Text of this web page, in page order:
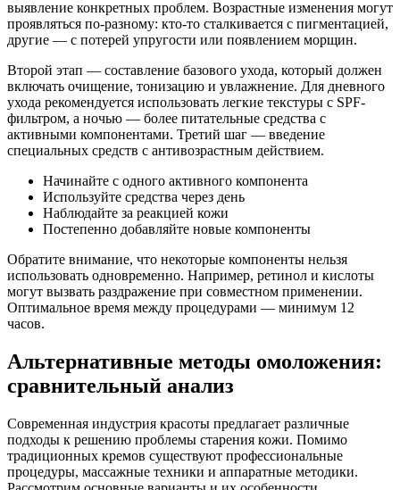
выявление конкретных проблем. Возрастные изменения могут
проявляться по-разному: кто-то сталкивается с пигментацией,
другие — с потерей упругости или появлением морщин.
Второй этап — составление базового ухода, который должен
включать очищение, тонизацию и увлажнение. Для дневного
ухода рекомендуется использовать легкие текстуры с SPF-
фильтром, а ночью — более питательные средства с
активными компонентами. Третий шаг — введение
специальных средств с антивозрастным действием.
Начинайте с одного активного компонента
Используйте средства через день
Наблюдайте за реакцией кожи
Постепенно добавляйте новые компоненты
Обратите внимание, что некоторые компоненты нельзя
использовать одновременно. Например, ретинол и кислоты
могут вызвать раздражение при совместном применении.
Оптимальное время между процедурами — минимум 12
часов.
Альтернативные методы омоложения:
сравнительный анализ
Современная индустрия красоты предлагает различные
подходы к решению проблемы старения кожи. Помимо
традиционных кремов существуют профессиональные
процедуры, массажные техники и аппаратные методики.